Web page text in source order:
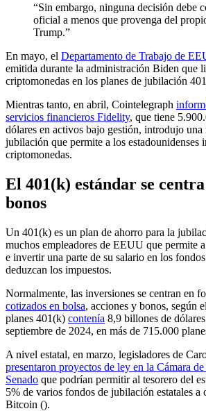
“Sin embargo, ninguna decisión debe
oficial a menos que provenga del
Trump.”
En mayo, el Departamento de Trabajo de
emitida durante la administración Biden que
criptomonedas en los planes de jubilación
Mientras tanto, en abril, Cointelegraph
servicios financieros Fidelity, que tiene
dólares en activos bajo gestión, introdujo una
jubilación que permite a los estadounidenses
criptomonedas.
El 401(k) estándar se
bonos
Un 401(k) es un plan de ahorro para la
muchos empleadores de EEUU que permite
e invertir una parte de su salario en los
deduzcan los impuestos.
Normalmente, las inversiones se centran en
cotizados en bolsa, acciones y bonos, según
planes 401(k) contenía 8,9 billones de
septiembre de 2024, en más de 715.000
A nivel estatal, en marzo, legisladores de
presentaron proyectos de ley en la Cámara
Senado que podrían permitir al tesorero del
5% de varios fondos de jubilación estatales a
Bitcoin ().